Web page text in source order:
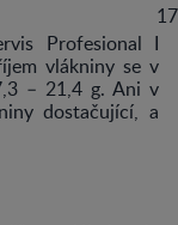
Profesional I
vlákniny se v
– 21,4 g. Ani v
dostačující, a